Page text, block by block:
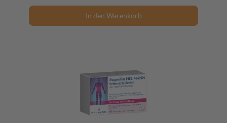
In den Warenkorb